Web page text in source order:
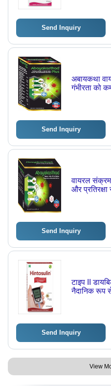
Send Inquiry
अबायकथा
गंभीरता को
Send Inquiry
वायरल
और
Send Inquiry
टाइप II
नैदानिक रूप से
Send Inquiry
View